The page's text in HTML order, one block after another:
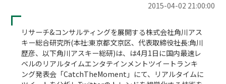
2015-04-02 21:00:00
リサーチ&コンサルティングを展開する株式会社角川アス
キー総合研究所(本社:東京都文京区、代表取締役社長:角川
歴彦、以下角川アスキー総研)は、は4月1日に国内最速レ
ベルのリアルタイムエンタテインメントツイートランキ
ング発表会「CatchTheMoment」にて、リアルタイムに